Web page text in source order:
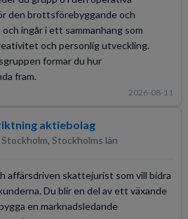
den brottsförebyggande och
ingår i ett sammanhang som
och personlig utveckling.
formar du hur
fram.
2026-08-11
aktiebolag
Stockholm, Stockholms län
affärsdriven skattejurist som vill bidra
Du blir en del av ett växande
en marknadsledande